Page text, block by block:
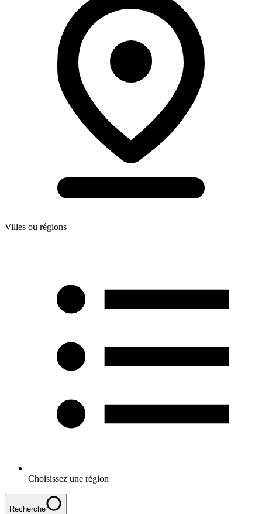
Villes ou régions
Choisissez une région
Recherche